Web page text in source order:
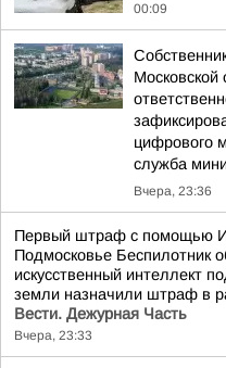
00:09
Московской
цифрового
служба
Вчера, 23:36
Первый штраф с помощью
Подмосковье Беспилотник
искусственный интеллект
земли назначили штраф в
Вести. Дежурная Часть
Вчера, 23:33